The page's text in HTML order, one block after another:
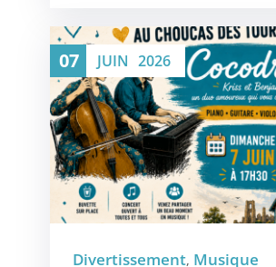
07 JUIN 2026
Divertissement, Musique